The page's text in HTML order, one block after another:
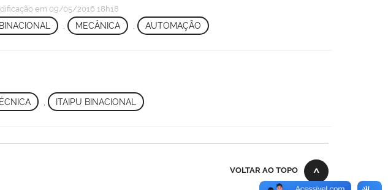
em 09/05/2016 18h18
, MECÂNICA AUTOMAÇÃO
, ITAIPU BINACIONAL
VOLTAR AO TOPO